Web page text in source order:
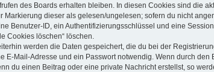
des Boards erhalten bleiben. In diesen Cookies sind die
Markierung dieser als gelesen/ungelesen; sofern du nicht
Benutzer-ID, ein Authentifizierungsschlüssel und eine
Cookies löschen“ löschen.
werden die Daten gespeichert, die du bei der
E-Mail-Adresse und ein Passwort notwendig. Wenn durch
du einen Beitrag oder eine private Nachricht erstellst, so